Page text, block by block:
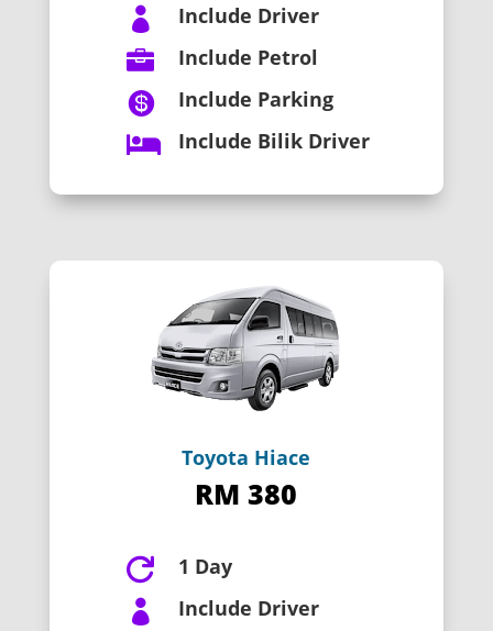
 Include Driver
 Include Petrol
 Include Parking
 Include Bilik Driver
Toyota Hiace
RM 380
 1 Day
 Include Driver